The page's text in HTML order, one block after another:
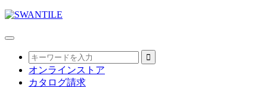
オンラインストア
カタログ請求